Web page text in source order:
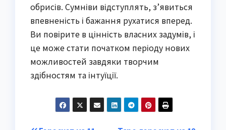
обрисів. Сумніви відступлять, з’явиться
впевненість і бажання рухатися вперед.
Ви повірите в цінність власних задумів, і
це може стати початком періоду нових
можливостей завдяки творчим
здібностям та інтуїції.